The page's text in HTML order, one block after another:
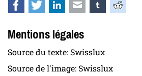
Facebook
TwitterLinkedInE-mail tumblrReddit
Mentions légales
Source du texte: Swisslux
Source de l'image: Swisslux